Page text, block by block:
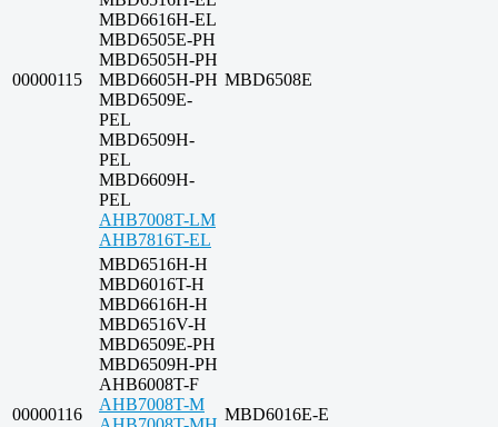
00000115
MBD6616H-EL
MBD6505E-PH
MBD6505H-PH
MBD6605H-PH
MBD6509E-
PEL
MBD6509H-
PEL
MBD6609H-
PEL
AHB7008T-LM
AHB7816T-EL
MBD6508E
00000116
MBD6516H-H
MBD6016T-H
MBD6616H-H
MBD6516V-H
MBD6509E-PH
MBD6509H-PH
AHB6008T-F
AHB7008T-M
MBD6016E-E